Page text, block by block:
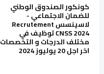
كونكور الصندوق الوطني
للضمان الاجتماعي -
لاسينسس Recrutement
CNSS 2024 توظيف في
مختلف الدرجات و التخصصات
اخر اجل 20 يوليوز 2024